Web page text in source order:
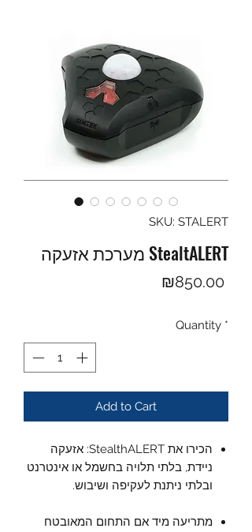
SKU: STALERT
מערכת אזעקה StealtALERT
₪850.00Price
Quantity *
Add to Cart
הכירו את StealthALERT: אזעקה
ניידת, בלתי תלויה בחשמל או אינטרנט
ובלתי ניתנת לעקיפה ושיבוש.
מתריעה מיד אם התחום המאובטח